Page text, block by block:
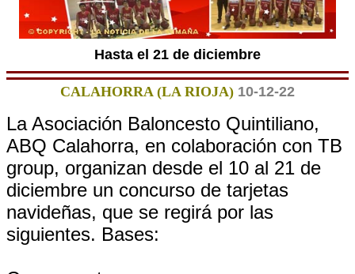
Hasta el 21 de diciembre
CALAHORRA (LA RIOJA) 10-12-22
La Asociación Baloncesto Quintiliano,
ABQ Calahorra, en colaboración con TB
group, organizan desde el 10 al 21 de
diciembre un concurso de tarjetas
navideñas, que se regirá por las
siguientes. Bases: